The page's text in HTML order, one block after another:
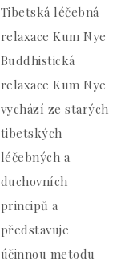
Tibetská léčebná
relaxace Kum Nye
Buddhistická
relaxace Kum Nye
vychází ze starých
tibetských
léčebných a
duchovních
principů a
představuje
účinnou metodu